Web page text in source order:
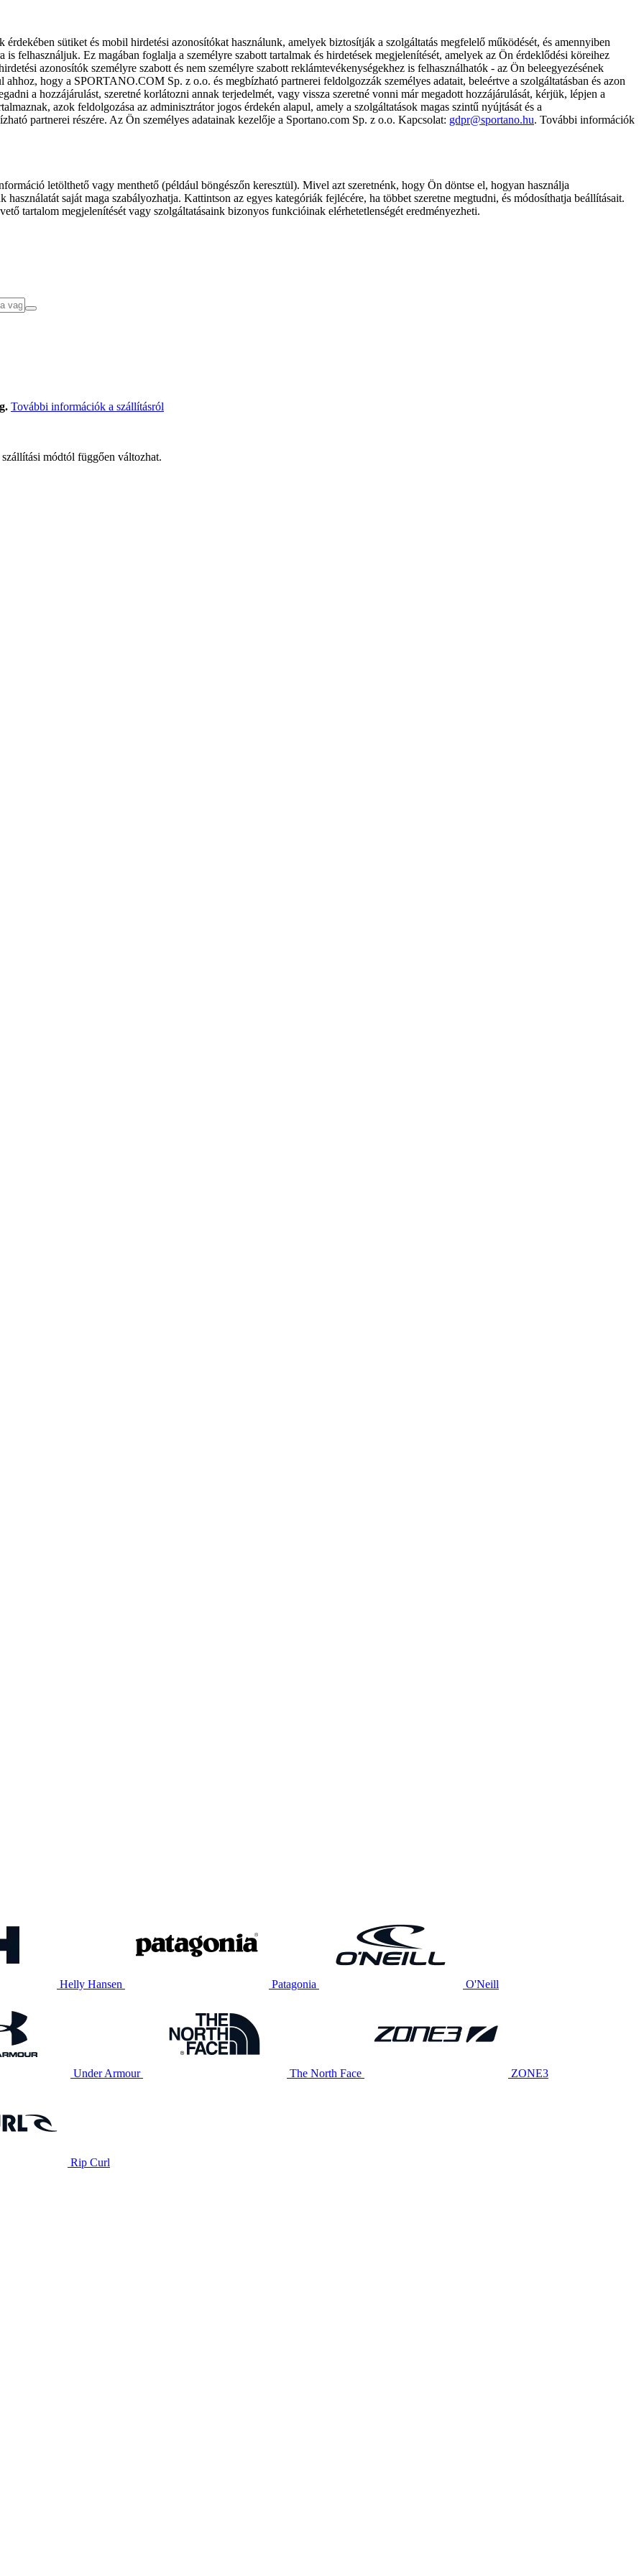
sütiket és mobil hirdetési azonosítókat használunk, amelyek biztosítják a szolgáltatás megfelelő működését, és amennyiben
is felhasználjuk. Ez magában foglalja a személyre szabott tartalmak és hirdetések megjelenítését, amelyek az Ön érdeklődési köreihez
azonosítók személyre szabott és nem személyre szabott reklámtevékenységekhez is felhasználhatók - az Ön beleegyezésének
hogy a SPORTANO.COM Sp. z o.o. és megbízható partnerei feldolgozzák személyes adatait, beleértve a szolgáltatásban és azon
a hozzájárulást, szeretné korlátozni annak terjedelmét, vagy vissza szeretné vonni már megadott hozzájárulását, kérjük, lépjen a
azok feldolgozása az adminisztrátor jogos érdekén alapul, amely a szolgáltatások magas szintű nyújtását és a
partnerei részére. Az Ön személyes adatainak kezelője a Sportano.com Sp. z o.o. Kapcsolat: gdpr@sportano.hu. További információk
letölthető vagy menthető (például böngészőn keresztül). Mivel azt szeretnénk, hogy Ön döntse el, hogyan használja
saját maga szabályozhatja. Kattintson az egyes kategóriák fejlécére, ha többet szeretne megtudni, és módosíthatja beállításait.
tartalom megjelenítését vagy szolgáltatásaink bizonyos funkcióinak elérhetetlenségét eredményezheti.
További információk a szállításról
módtól függően változhat.
Helly Hansen Patagonia O'Neill
Under Armour The North Face ZONE3
Rip Curl